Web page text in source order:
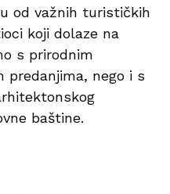
od važnih turističkih
koji dolaze na
s prirodnim
predanjima, nego i s
baštine.